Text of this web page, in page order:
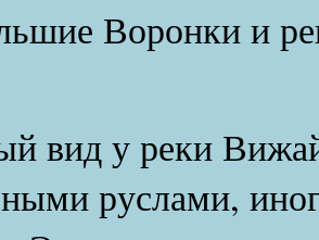
Воронки и
вид у реки
руслами,